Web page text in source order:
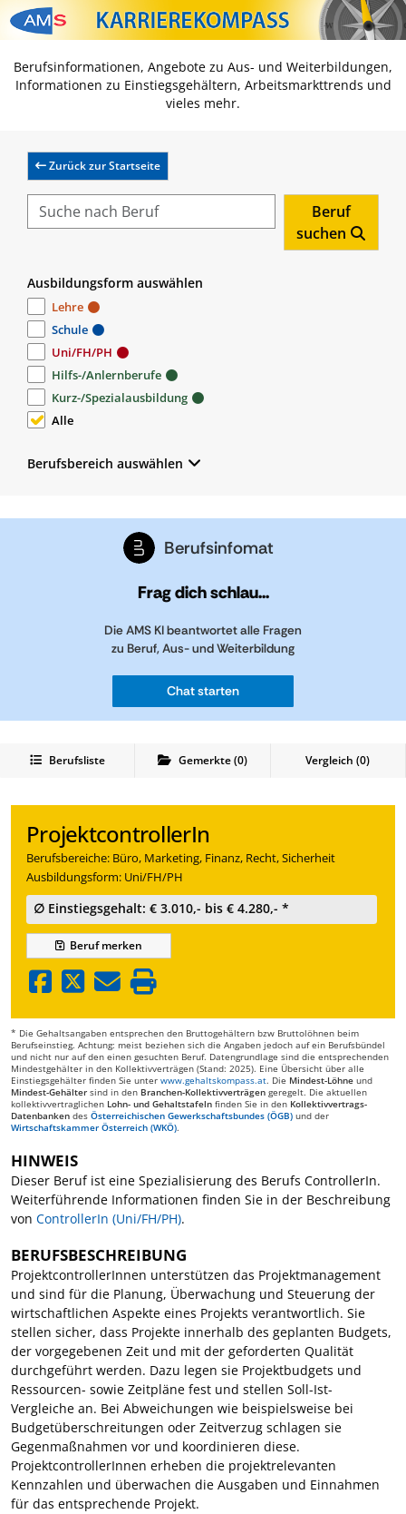
Zum Inhalt springen
Zum Navmenü springen
Zur Suche springen
Zur Footer springen
Berufsinformationen, Angebote zu Aus- und Weiterbildungen,
Informationen zu Einstiegsgehältern, Arbeitsmarkttrends und
vieles mehr.
Zurück zur Startseite
Beruf
suchen
Ausbildungsform auswählen
Lehre
Schule
Uni/FH/PH
Hilfs-/Anlernberufe
Kurz-/Spezialausbildung
Alle
Berufsbereich auswählen
Berufsinfomat
Frag dich schlau...
Die AMS KI beantwortet alle Fragen
zu Beruf, Aus- und Weiterbildung
Chat starten
Berufsliste Gemerkte(0) Vergleich (0)
ProjektcontrollerIn
Berufsbereiche: Büro, Marketing, Finanz, Recht, Sicherheit
Ausbildungsform: Uni/FH/PH
∅ Einstiegsgehalt: € 3.010,- bis € 4.280,- *
Berufmerken
* Die Gehaltsangaben entsprechen den Bruttogehältern bzw Bruttolöhnen beim
Berufseinstieg. Achtung: meist beziehen sich die Angaben jedoch auf ein Berufsbündel
und nicht nur auf den einen gesuchten Beruf. Datengrundlage sind die entsprechenden
Mindestgehälter in den Kollektivverträgen (Stand: 2025). Eine Übersicht über alle
Einstiegsgehälter finden Sie unter www.gehaltskompass.at. Die Mindest-Löhne und
Mindest-Gehälter sind in den Branchen-Kollektivverträgen geregelt. Die aktuellen
kollektivvertraglichen Lohn- und Gehaltstafeln finden Sie in den Kollektivvertrags-
Datenbanken des Österreichischen Gewerkschaftsbundes (ÖGB) und der
Wirtschaftskammer Österreich (WKÖ).
HINWEIS
Dieser Beruf ist eine Spezialisierung des Berufs ControllerIn.
Weiterführende Informationen finden Sie in der Beschreibung
von ControllerIn (Uni/FH/PH).
BERUFSBESCHREIBUNG
ProjektcontrollerInnen unterstützen das Projektmanagement
und sind für die Planung, Überwachung und Steuerung der
wirtschaftlichen Aspekte eines Projekts verantwortlich. Sie
stellen sicher, dass Projekte innerhalb des geplanten Budgets,
der vorgegebenen Zeit und mit der geforderten Qualität
durchgeführt werden. Dazu legen sie Projektbudgets und
Ressourcen- sowie Zeitpläne fest und stellen Soll-Ist-
Vergleiche an. Bei Abweichungen wie beispielsweise bei
Budgetüberschreitungen oder Zeitverzug schlagen sie
Gegenmaßnahmen vor und koordinieren diese.
ProjektcontrollerInnen erheben die projektrelevanten
Kennzahlen und überwachen die Ausgaben und Einnahmen
für das entsprechende Projekt.